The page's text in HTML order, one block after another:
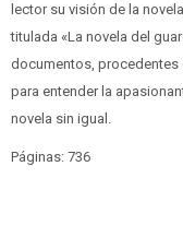
lector su visión de la
titulada «La novela del
documentos, procedentes
para entender la
novela sin igual.
Páginas: 736